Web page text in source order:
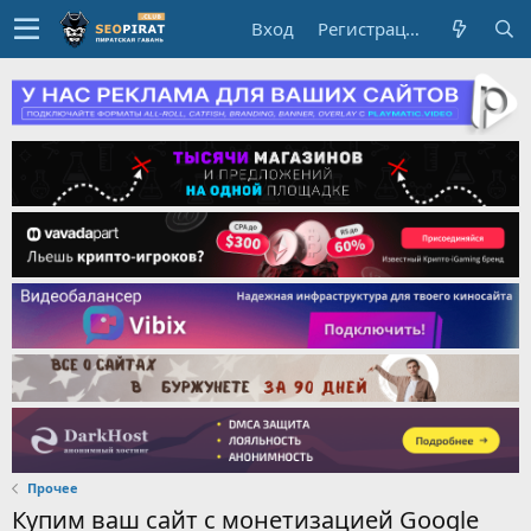
Вход Регистрация
Прочее
Купим ваш сайт с монетизацией Google